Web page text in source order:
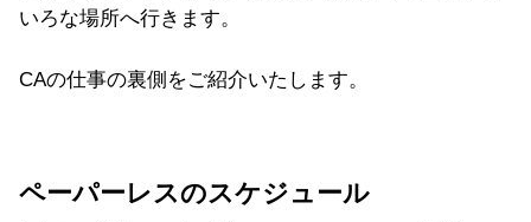
いろな場所へ行きます。
CAの仕事の裏側をご紹介いたします。
ペーパーレスのスケジュール